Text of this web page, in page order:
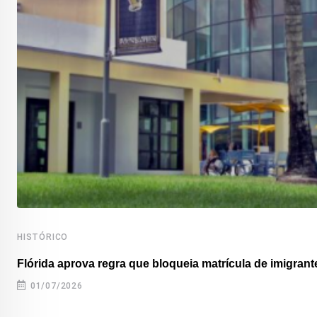
HISTÓRICO
Flórida aprova regra que bloqueia matrícula de
01/07/2026